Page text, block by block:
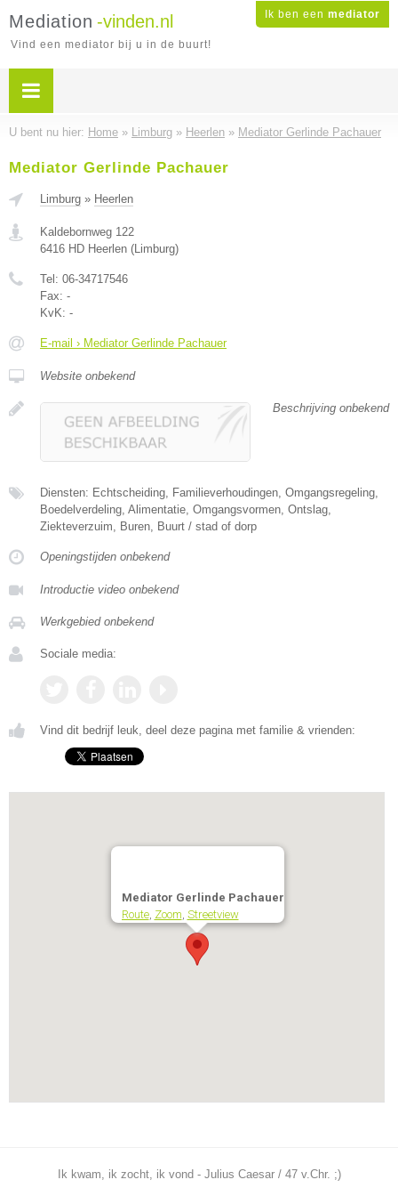
Ik ben een mediator
Mediation -vinden.nl
Vind een mediator bij u in de buurt!
U bent nu hier: Home » Limburg » Heerlen » Mediator Gerlinde Pachauer
Mediator Gerlinde Pachauer
Limburg » Heerlen
Kaldebornweg 122
6416 HD Heerlen (Limburg)
Tel: 06-34717546
Fax: -
KvK: -
E-mail › Mediator Gerlinde Pachauer
Website onbekend
Beschrijving onbekend
Diensten: Echtscheiding, Familieverhoudingen, Omgangsregeling,
Boedelverdeling, Alimentatie, Omgangsvormen, Ontslag,
Ziekteverzuim, Buren, Buurt / stad of dorp
Openingstijden onbekend
Introductie video onbekend
Werkgebied onbekend
Sociale media:
Vind dit bedrijf leuk, deel deze pagina met familie & vrienden:
Mediator Gerlinde Pachauer
Route, Zoom, Streetview
Ik kwam, ik zocht, ik vond - Julius Caesar / 47 v.Chr. ;)